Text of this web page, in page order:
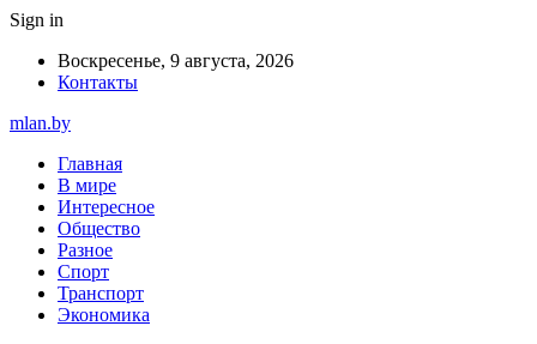
Sign in
Воскресенье, 9 августа, 2026
Контакты
mlan.by
Главная
В мире
Интересное
Общество
Разное
Спорт
Транспорт
Экономика